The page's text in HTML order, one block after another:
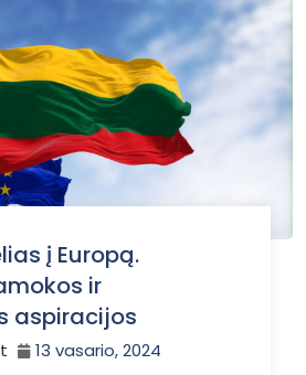
į Europą.
ir
aspiracijos
13 vasario, 2024